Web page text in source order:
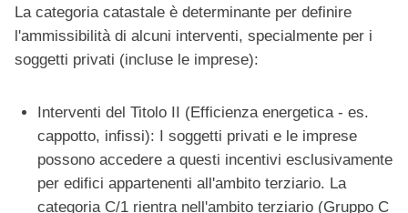
La categoria catastale è determinante per definire
l'ammissibilità di alcuni interventi, specialmente per i
soggetti privati (incluse le imprese):
Interventi del Titolo II (Efficienza energetica - es.
cappotto, infissi): I soggetti privati e le imprese
possono accedere a questi incentivi esclusivamente
per edifici appartenenti all'ambito terziario. La
categoria C/1 rientra nell'ambito terziario (Gruppo C